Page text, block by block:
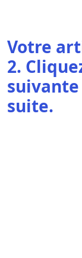
Votre
2.
suite.